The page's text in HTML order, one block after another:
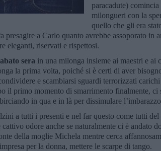
paracadute)
milongueri con la
quello che gli era
presagire a Carlo quanto avrebbe assoporato in
eleganti, riservati e rispettosi.
sera in una milonga insieme ai maestri e ai
la prima volta, poiché si è certi di aver
e scambiarsi sguardi terrorizzati
il primo momento di smarrimento finalmente,
in qua e in là per dissimulare
a tutti i presenti e nel far questo come tutti
odore anche se naturalmente ci è andato
della moglie Michela mentre cerca
per la donna, mettere le scarpe di tango.